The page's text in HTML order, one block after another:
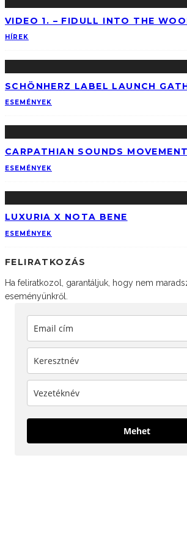
VIDEO 1. – FIDULL INTO THE
HÍREK
SCHÖNHERZ LABEL LAUNCH
ESEMÉNYEK
CARPATHIAN SOUNDS
ESEMÉNYEK
LUXURIA X NOTA BENE
ESEMÉNYEK
FELIRATKOZÁS
Ha feliratkozol, garantáljuk, hogy nem
eseményünkről.
Mehet